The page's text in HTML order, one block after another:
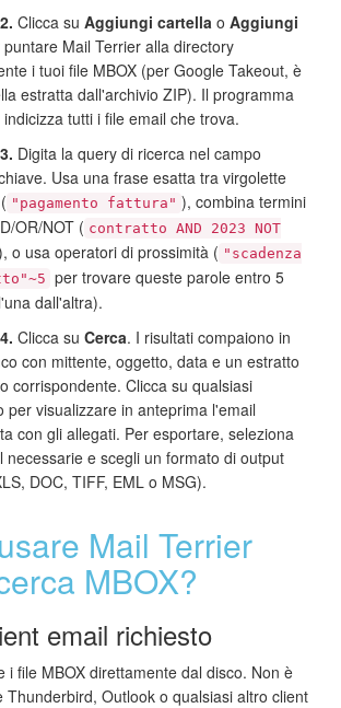
Clicca su Aggiungi cartella o Aggiungi
puntare Mail Terrier alla directory
i tuoi file MBOX (per Google Takeout, è
estratta dall'archivio ZIP). Il programma
indicizza tutti i file email che trova.
Digita la query di ricerca nel campo
Usa una frase esatta tra virgolette
"pagamento fattura" ), combina termini
OR/NOT ( contratto AND 2023 NOT
o usa operatori di prossimità ( "scadenza
per trovare queste parole entro 5
dall'altra).
Clicca su Cerca. I risultati compaiono in
con mittente, oggetto, data e un estratto
corrispondente. Clicca su qualsiasi
per visualizzare in anteprima l'email
con gli allegati. Per esportare, seleziona
necessarie e scegli un formato di output
DOC, TIFF, EML o MSG).
Mail Terrier
MBOX?
email richiesto
i file MBOX direttamente dal disco. Non è
Thunderbird, Outlook o qualsiasi altro client